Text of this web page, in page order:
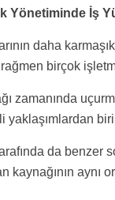
Yönetiminde İş
daha
rağmen birçok
zamanında
yaklaşımlardan
da benzer
kaynağının aynı